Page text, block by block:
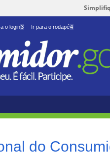
o login3 Ir para o rodapé4
do